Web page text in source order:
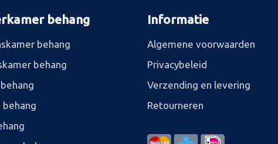
behang
behang
behang
behang
Informatie
Algemene voorwaarden
Privacybeleid
Verzending en levering
Retourneren